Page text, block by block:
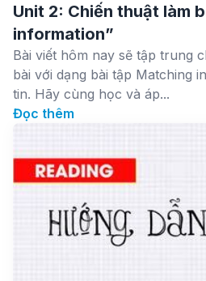
Unit 2: Chiến thuật làm
information”
Bài viết hôm nay sẽ tập trung
bài với dạng bài tập Matching
tin. Hãy cùng học và áp...
Đọc thêm